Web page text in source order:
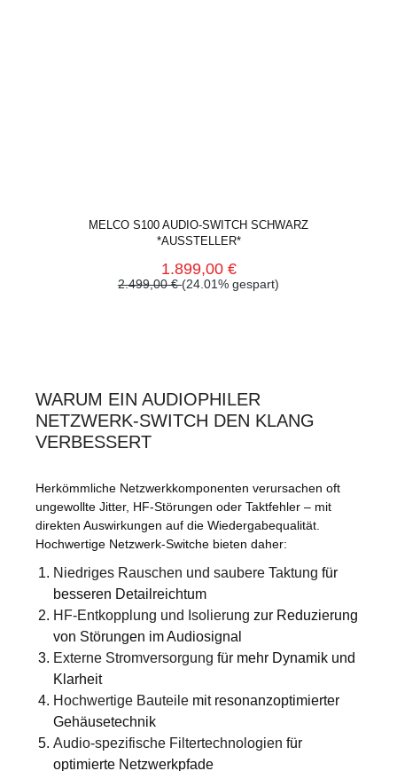
MELCO S100 AUDIO-SWITCH SCHWARZ
*AUSSTELLER*
1.899,00 €
2.499,00 €(24.01% gespart)
WARUM EIN AUDIOPHILER
NETZWERK-SWITCH DEN KLANG
VERBESSERT
Herkömmliche Netzwerkkomponenten verursachen oft
ungewollte Jitter, HF-Störungen oder Taktfehler – mit
direkten Auswirkungen auf die Wiedergabequalität.
Hochwertige Netzwerk-Switche bieten daher:
Niedriges Rauschen und saubere Taktung für
besseren Detailreichtum
HF-Entkopplung und Isolierung zur Reduzierung
von Störungen im Audiosignal
Externe Stromversorgung für mehr Dynamik und
Klarheit
Hochwertige Bauteile mit resonanzoptimierter
Gehäusetechnik
Audio-spezifische Filtertechnologien für
optimierte Netzwerkpfade